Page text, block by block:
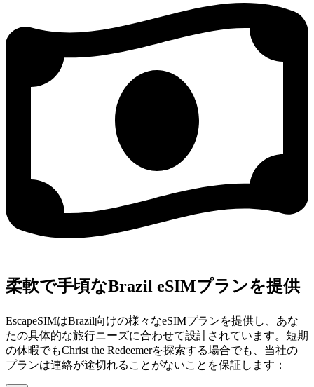
柔軟で手頃なBrazil eSIMプランを提供
EscapeSIMはBrazil向けの様々なeSIMプランを提供し、あな
たの具体的な旅行ニーズに合わせて設計されています。短期
の休暇でもChrist the Redeemerを探索する場合でも、当社の
プランは連絡が途切れることがないことを保証します：